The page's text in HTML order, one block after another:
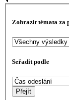
Zobrazit témata za
Seřadit podle